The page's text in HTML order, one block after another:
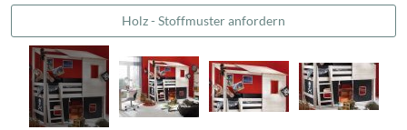
Holz - Stoffmuster anfordern